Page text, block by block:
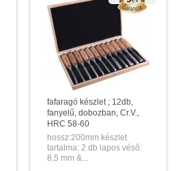
fafaragó készlet ; 12db,
fanyelű, dobozban, Cr.V.,
HRC 58-60
hossz:200mm készlet
tartalma: 2 db lapos véső:
8,5 mm &...